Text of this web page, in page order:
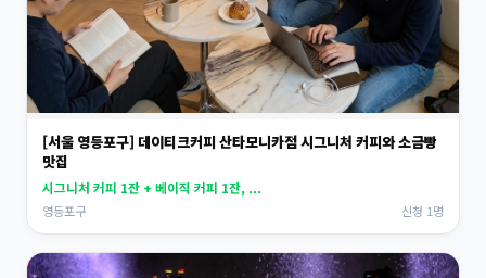
[서울 영등포구] 데이티크커피 산타모니카점 시그니처 커피와 소금빵
맛집
시그니처 커피 1잔 + 베이직 커피 1잔, ...
영등포구 신청 1명